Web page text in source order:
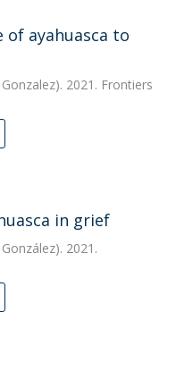
of ayahuasca to
2021. Frontiers
in grief
2021.